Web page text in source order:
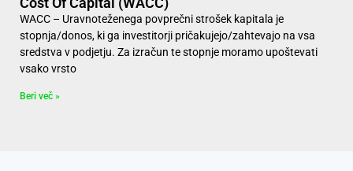
WACC – Uravnoteženega povprečni strošek kapitala je
stopnja/donos, ki ga investitorji pričakujejo/zahtevajo na vsa
sredstva v podjetju. Za izračun te stopnje moramo upoštevati
vsako vrsto
Beri več »